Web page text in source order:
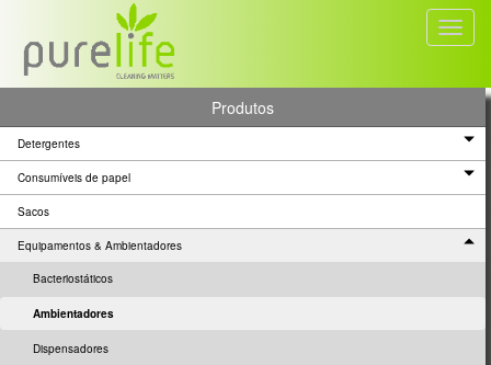
Produtos
Detergentes
Consumíveis de papel
Sacos
Equipamentos & Ambientadores
Bacteriostáticos
Ambientadores
Dispensadores